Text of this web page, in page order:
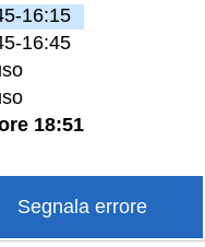
16:15
16:45
18:51
Segnala errore